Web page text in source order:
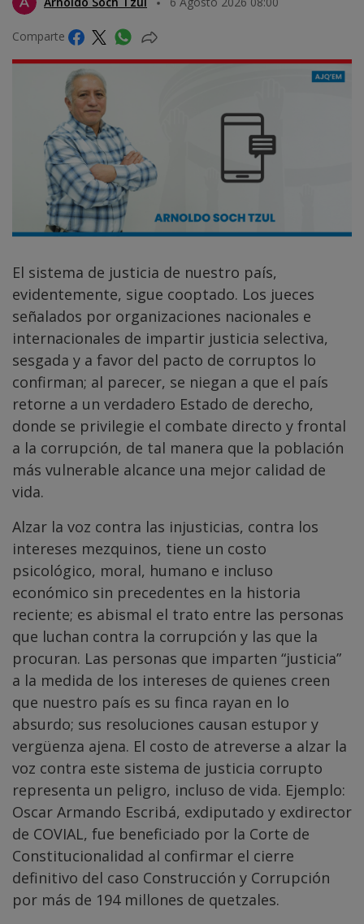
Comparte
El sistema de justicia de nuestro país,
evidentemente, sigue cooptado. Los jueces
señalados por organizaciones nacionales e
internacionales de impartir justicia selectiva,
sesgada y a favor del pacto de corruptos lo
confirman; al parecer, se niegan a que el país
retorne a un verdadero Estado de derecho,
donde se privilegie el combate directo y frontal
a la corrupción, de tal manera que la población
más vulnerable alcance una mejor calidad de
vida.
Alzar la voz contra las injusticias, contra los
intereses mezquinos, tiene un costo
psicológico, moral, humano e incluso
económico sin precedentes en la historia
reciente; es abismal el trato entre las personas
que luchan contra la corrupción y las que la
procuran. Las personas que imparten “justicia”
a la medida de los intereses de quienes creen
que nuestro país es su finca rayan en lo
absurdo; sus resoluciones causan estupor y
vergüenza ajena. El costo de atreverse a alzar la
voz contra este sistema de justicia corrupto
representa un peligro, incluso de vida. Ejemplo:
Oscar Armando Escribá, exdiputado y exdirector
de COVIAL, fue beneficiado por la Corte de
Constitucionalidad al confirmar el cierre
definitivo del caso Construcción y Corrupción
por más de 194 millones de quetzales.